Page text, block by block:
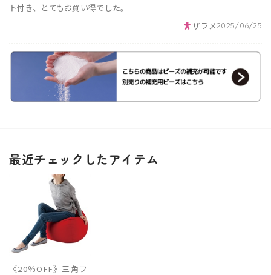
ト付き、とてもお買い得でした。
ザラメ2025/06/25
最近チェックしたアイテム
《20％OFF》三角フ